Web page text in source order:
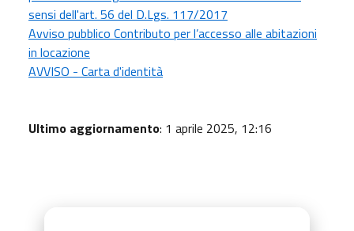
sensi dell'art. 56 del D.Lgs. 117/2017
Avviso pubblico Contributo per l’accesso alle abitazioni
in locazione
AVVISO - Carta d'identità
Ultimo aggiornamento: 1 aprile 2025, 12:16